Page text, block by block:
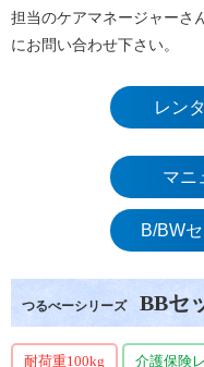
担当のケアマネージャーさ
にお問い合わせ下さい。
レン
マニ
B/BW
つるべーシリーズ BBセ
耐荷重100kg 介護保険